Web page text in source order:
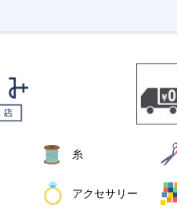
糸
アクセサリー